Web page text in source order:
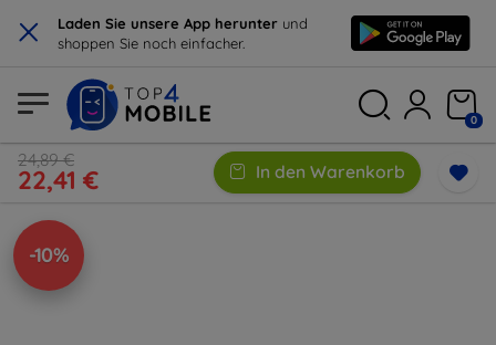
× Laden Sie unsere App herunter und
shoppen Sie noch einfacher.
0
24,89 €
22,41 € In den Warenkorb
-10%